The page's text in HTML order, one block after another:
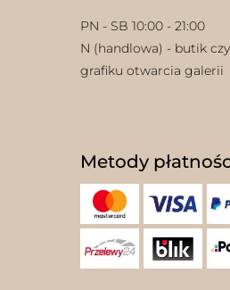
PN - SB 10:00 - 21:00
N (handlowa) - butik
grafiku otwarcia galerii
Metody